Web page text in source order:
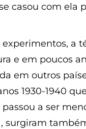
casou com ela
a
e em poucos
em outros
1930-1940
a ser
surgiram